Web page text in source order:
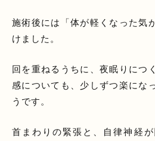
施術後には「体が軽くなった気
けました。
回を重ねるうちに、夜眠りにつ
感についても、少しずつ楽にな
うです。
首まわりの緊張と、自律神経